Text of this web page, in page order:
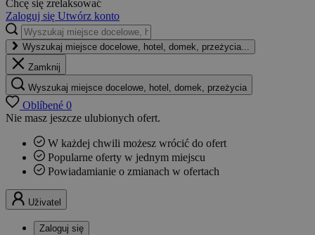
Chcę się zrelaksować
Zaloguj się Utwórz konto
Wyszukaj miejsce docelowe, hotel, domek, przeżycia...
Zamknij
Wyszukaj miejsce docelowe, hotel, domek, przeżycia
Oblíbené 0
Nie masz jeszcze ulubionych ofert.
W każdej chwili możesz wrócić do ofert
Popularne oferty w jednym miejscu
Powiadamianie o zmianach w ofertach
Uživatel
Zaloguj się